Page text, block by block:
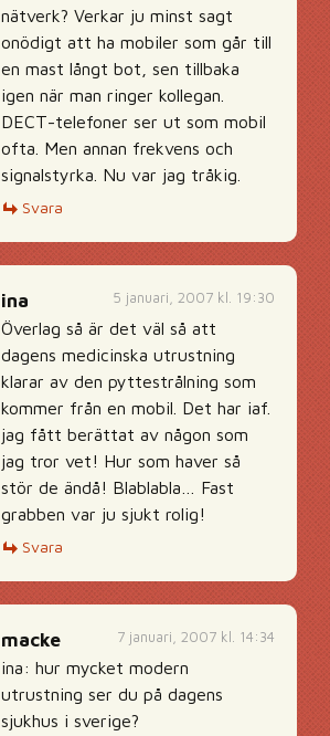
nätverk? Verkar ju minst sagt
onödigt att ha mobiler som går till
en mast långt bot, sen tillbaka
igen när man ringer kollegan.
DECT-telefoner ser ut som mobil
ofta. Men annan frekvens och
signalstyrka. Nu var jag tråkig.
Svara
5 januari, 2007 kl. 19:30
ina
Överlag så är det väl så att
dagens medicinska utrustning
klarar av den pyttestrålning som
kommer från en mobil. Det har iaf.
jag fått berättat av någon som
jag tror vet! Hur som haver så
stör de ändå! Blablabla… Fast
grabben var ju sjukt rolig!
Svara
7 januari, 2007 kl. 14:34
macke
ina: hur mycket modern
utrustning ser du på dagens
sjukhus i sverige?